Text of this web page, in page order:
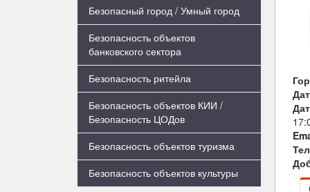
Безопасный город / Умный город
Безопасность объектов
банковского сектора
Безопасность ритейла
Безопасность объектов КИИ /
Безопасность ЦОДов
Безопасность объектов туризма
Безопасность объектов культуры